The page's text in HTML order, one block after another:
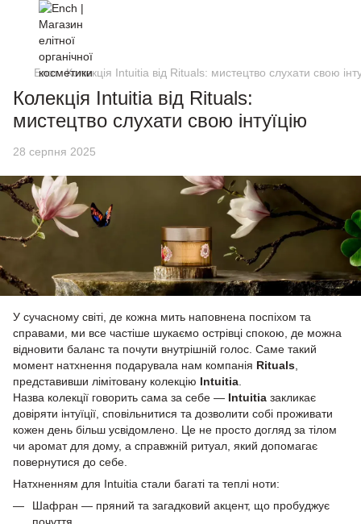
Блог Колекція Intuitia від Rituals: мистецтво слухати свою
Колекція Intuitia від Rituals:
мистецтво слухати свою інтуїцію
28 серпня 2025
У сучасному світі, де кожна мить наповнена поспіхом та
справами, ми все частіше шукаємо острівці спокою, де можна
відновити баланс та почути внутрішній голос. Саме такий
момент натхнення подарувала нам компанія Rituals,
представивши лімітовану колекцію Intuitia.
Назва колекції говорить сама за себе — Intuitia закликає
довіряти інтуїції, сповільнитися та дозволити собі проживати
кожен день більш усвідомлено. Це не просто догляд за тілом
чи аромат для дому, а справжній ритуал, який допомагає
повернутися до себе.
Натхненням для Intuitia стали багаті та теплі ноти:
Шафран — пряний та загадковий акцент, що пробуджує